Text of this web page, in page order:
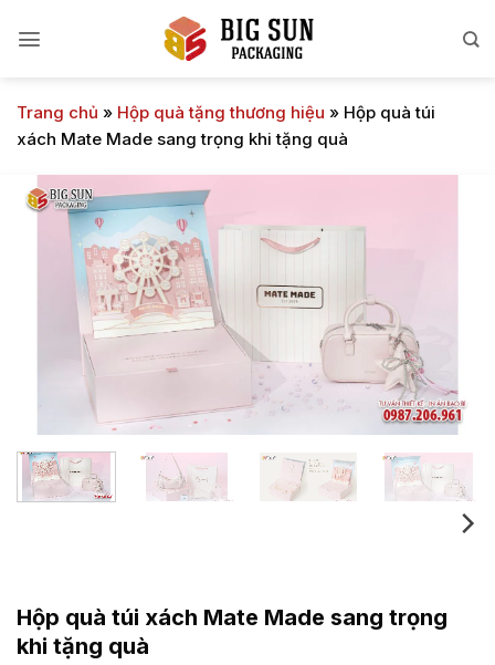
qua
Trang chủ » Hộp quà tặng thương hiệu » Hộp quà túi
xách Mate Made sang trọng khi tặng quà
Hộp quà túi xách Mate Made sang trọng
khi tặng quà